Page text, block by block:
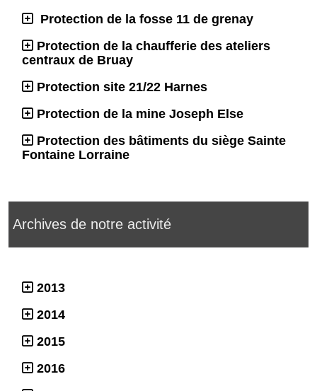
Protection de la fosse 11 de grenay
Protection de la chaufferie des ateliers
centraux de Bruay
Protection site 21/22 Harnes
Protection de la mine Joseph Else
Protection des bâtiments du siège Sainte
Fontaine Lorraine
Archives de notre activité
2013
2014
2015
2016